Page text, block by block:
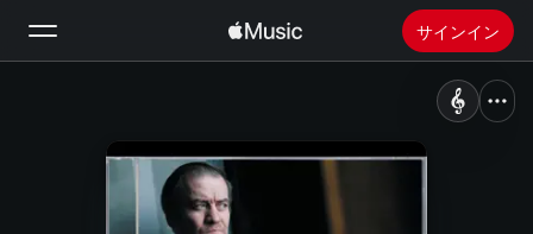
サインイン
ホーム
新着おすすめ